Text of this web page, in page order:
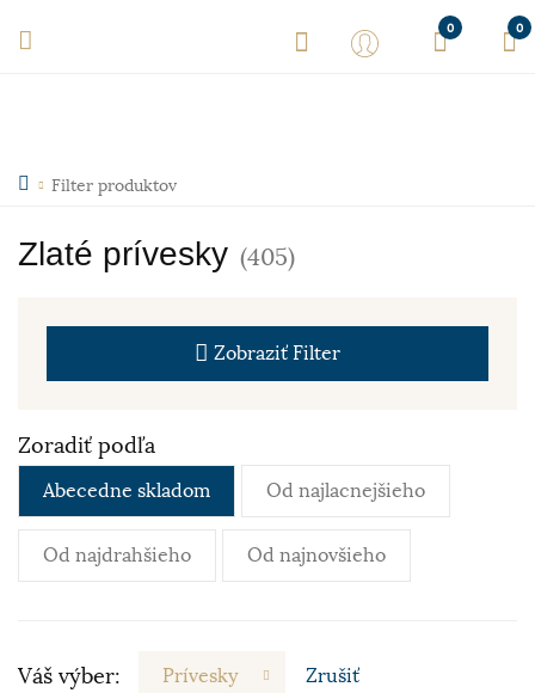
0 0
Filter produktov
Zlaté prívesky (405)
Zobraziť Filter
Zoradiť podľa
Abecedne skladom Od najlacnejšieho
Od najdrahšieho Od najnovšieho
Váš výber: Prívesky Zrušiť